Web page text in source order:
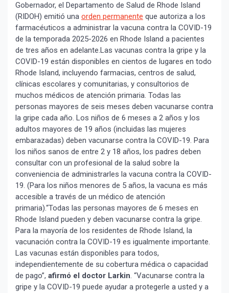
Gobernador, el Departamento de Salud de Rhode Island
(RIDOH) emitió una orden permanente que autoriza a los
farmacéuticos a administrar la vacuna contra la COVID-19
de la temporada 2025-2026 en Rhode Island a pacientes
de tres años en adelante.Las vacunas contra la gripe y la
COVID-19 están disponibles en cientos de lugares en todo
Rhode Island, incluyendo farmacias, centros de salud,
clínicas escolares y comunitarias, y consultorios de
muchos médicos de atención primaria. Todas las
personas mayores de seis meses deben vacunarse contra
la gripe cada año. Los niños de 6 meses a 2 años y los
adultos mayores de 19 años (incluidas las mujeres
embarazadas) deben vacunarse contra la COVID-19. Para
los niños sanos de entre 2 y 18 años, los padres deben
consultar con un profesional de la salud sobre la
conveniencia de administrarles la vacuna contra la COVID-
19. (Para los niños menores de 5 años, la vacuna es más
accesible a través de un médico de atención
primaria).“Todas las personas mayores de 6 meses en
Rhode Island pueden y deben vacunarse contra la gripe.
Para la mayoría de los residentes de Rhode Island, la
vacunación contra la COVID-19 es igualmente importante.
Las vacunas están disponibles para todos,
independientemente de su cobertura médica o capacidad
de pago”, afirmó el doctor Larkin. “Vacunarse contra la
gripe y la COVID-19 puede ayudar a protegerle a usted y a